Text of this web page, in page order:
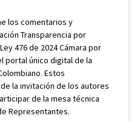
los comentarios y
Transparencia por
476 de 2024 Cámara por
portal único digital de la
Estos
la invitación de los autores
de la mesa técnica
Representantes.